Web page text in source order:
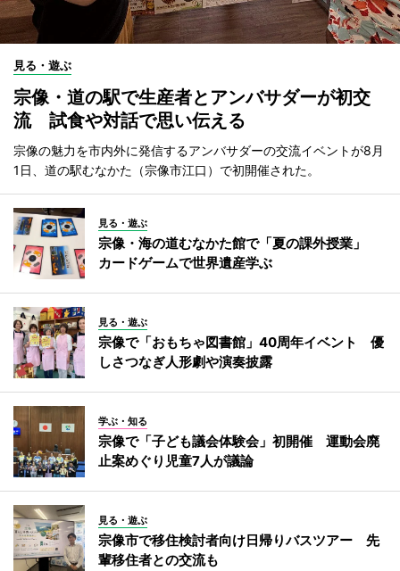
見る・遊ぶ
宗像・道の駅で生産者とアンバサダーが初交
流 試食や対話で思い伝える
宗像の魅力を市内外に発信するアンバサダーの交流イベントが8月
1日、道の駅むなかた（宗像市江口）で初開催された。
見る・遊ぶ
宗像・海の道むなかた館で「夏の課外授業」
カードゲームで世界遺産学ぶ
見る・遊ぶ
宗像で「おもちゃ図書館」40周年イベント 優
しさつなぎ人形劇や演奏披露
学ぶ・知る
宗像で「子ども議会体験会」初開催 運動会廃
止案めぐり児童7人が議論
見る・遊ぶ
宗像市で移住検討者向け日帰りバスツアー 先
輩移住者との交流も